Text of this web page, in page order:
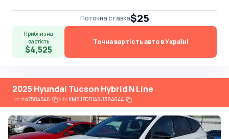
Поточна ставка$25
Приблизна
вартість
$4,525
Точна вартість авто в Україні
2025 Hyundai Tucson Hybrid N Line
Lot#47584546 VIN:KM8JFDD14SU384644